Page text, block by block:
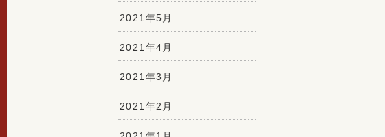
2021年5月
2021年4月
2021年3月
2021年2月